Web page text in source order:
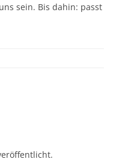
sein. Bis dahin: passt